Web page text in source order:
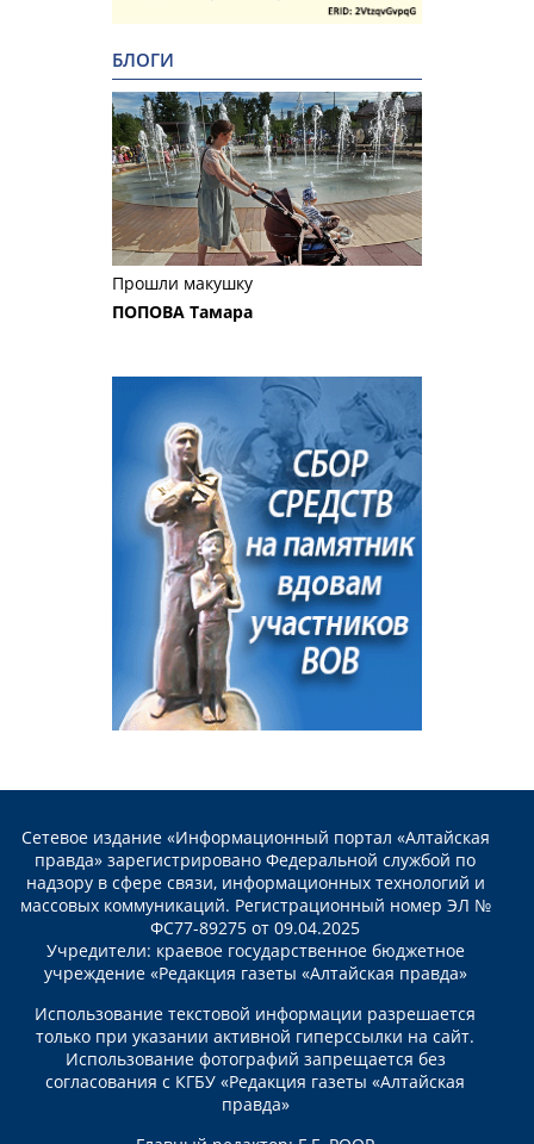
БЛОГИ
Прошли макушку
ПОПОВА Тамара
Сетевое издание «Информационный портал «Алтайская
правда» зарегистрировано Федеральной службой по
надзору в сфере связи, информационных технологий и
массовых коммуникаций. Регистрационный номер ЭЛ №
ФС77-89275 от 09.04.2025
Учредители: краевое государственное бюджетное
учреждение «Редакция газеты «Алтайская правда»
Использование текстовой информации разрешается
только при указании активной гиперссылки на сайт.
Использование фотографий запрещается без
согласования с КГБУ «Редакция газеты «Алтайская
правда»